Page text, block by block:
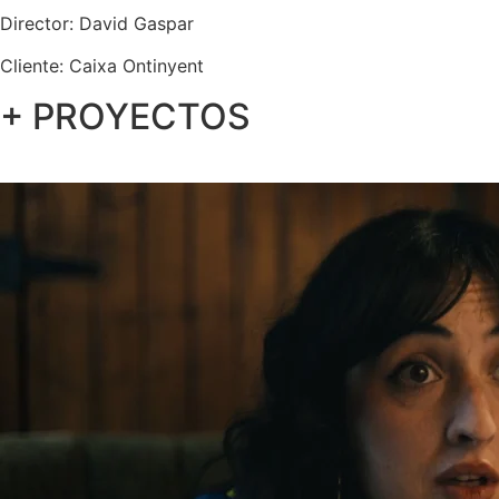
Director: David Gaspar
Cliente: Caixa Ontinyent
+ PROYECTOS